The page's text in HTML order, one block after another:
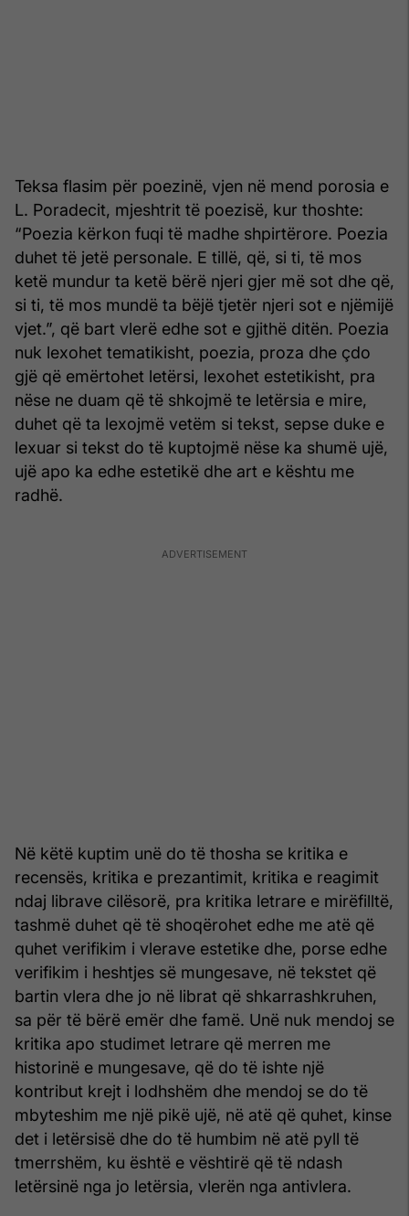
Teksa flasim për poezinë, vjen në mend porosia e
L. Poradecit, mjeshtrit të poezisë, kur thoshte:
“Poezia kërkon fuqi të madhe shpirtërore. Poezia
duhet të jetë personale. E tillë, që, si ti, të mos
ketë mundur ta ketë bërë njeri gjer më sot dhe që,
si ti, të mos mundë ta bëjë tjetër njeri sot e njëmijë
vjet.”, që bart vlerë edhe sot e gjithë ditën. Poezia
nuk lexohet tematikisht, poezia, proza dhe çdo
gjë që emërtohet letërsi, lexohet estetikisht, pra
nëse ne duam që të shkojmë te letërsia e mire,
duhet që ta lexojmë vetëm si tekst, sepse duke e
lexuar si tekst do të kuptojmë nëse ka shumë ujë,
ujë apo ka edhe estetikë dhe art e kështu me
radhë.
Në këtë kuptim unë do të thosha se kritika e
recensës, kritika e prezantimit, kritika e reagimit
ndaj librave cilësorë, pra kritika letrare e mirëfilltë,
tashmë duhet që të shoqërohet edhe me atë që
quhet verifikim i vlerave estetike dhe, porse edhe
verifikim i heshtjes së mungesave, në tekstet që
bartin vlera dhe jo në librat që shkarrashkruhen,
sa për të bërë emër dhe famë. Unë nuk mendoj se
kritika apo studimet letrare që merren me
historinë e mungesave, që do të ishte një
kontribut krejt i lodhshëm dhe mendoj se do të
mbyteshim me një pikë ujë, në atë që quhet, kinse
det i letërsisë dhe do të humbim në atë pyll të
tmerrshëm, ku është e vështirë që të ndash
letërsinë nga jo letërsia, vlerën nga antivlera.